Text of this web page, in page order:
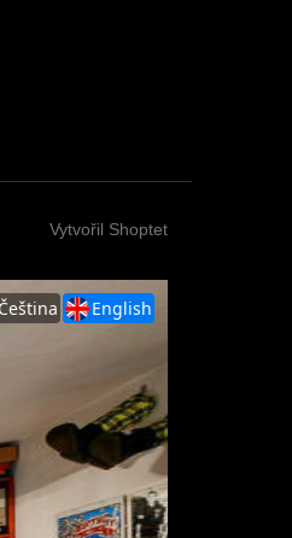
Vytvořil Shoptet